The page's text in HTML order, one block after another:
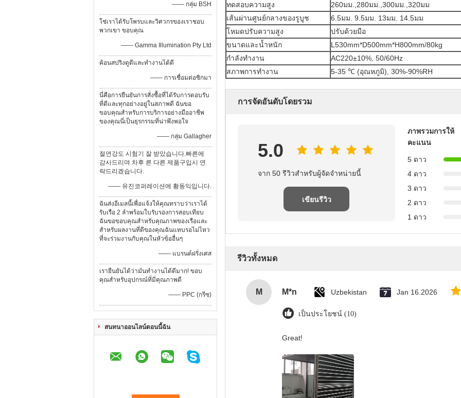
—— กลุ่ม BSH
ใช่เราได้รับโพรบและวิศวกรของเราชอบ
พวกเขา ขอบคุณ
—— Gamma Illumination Pty Ltd
ค้อนสปริงดูดีและทำงานได้ดี
—— การเชื่อมต่อซิกมา
นี่คือการยืนยันการสั่งซื้อที่ได้รับการตอบรับ
ที่ดีและทุกอย่างอยู่ในสภาพดี ฉันขอ
ขอบคุณสำหรับการบริการอย่างมืออาชีพ
ของคุณนี่เป็นธุรกรรมที่น่าพึงพอใจ
—— กลุ่ม Gallagher
절연강도 시험기 잘 받았습니다.빠른에
감사드리며 차후 른 다른 제품구입시 연
락드리겠습니다.
—— 유진코퍼레이션에 황동익입니다.
ฉันส่งอีเมลนี้เพื่อแจ้งให้คุณทราบว่าเราได้
รับเรือ 2 ลำพร้อมใบรับรองการสอบเทียบ
ฉันขอขอบคุณสำหรับคุณภาพของเรือและ
สำหรับผลงานที่ดีของคุณฉันแทบรอไม่ไหว
ที่จะร่วมงานกับคุณในหัวข้ออื่นๆ
—— แบรนด์ฝรั่งเศส
เรายืนยันได้ว่ามันทํางานได้ดีมาก! ขอบ
คุณสําหรับอุปกรณ์ที่มีคุณภาพดี
—— PPC (กรีซ)
สนทนาออนไลน์ตอนนี้ฉัน
ทดสอบความสูง
260มม.,280มม.,300มม.,320มม
เส้นผ่านศูนย์กลางของรูบูช
6.5มม. 9.5มม. 13มม. 14.5มม
โหมดปรับความสูง
ปรับด้วยมือ
ขนาดและน้ำหนัก
L530mm*D500mm*H800mm/80kg
กำลังทำงาน
AC220±10%, 50/60Hz
สภาพการทำงาน
5-35 ℃ (อุณหภูมิ), 30%-90%RH
การจัดอันดับโดยรวม
5.0
จาก 50 รีวิวสําหรับผู้จัดจําหน่ายนี้
เขียนรีวิว
ภาพรวมการให้
คะแนน
5 ดาว
4 ดาว
3 ดาว
2 ดาว
1 ดาว
รีวิวทั้งหมด
M M*n Uzbekistan Jan 16.2026
เป็นประโยชน์ (10)
Great!